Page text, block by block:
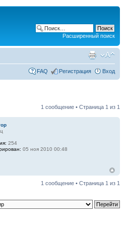
Расширенный поиск
FAQ Регистрация Вход
1 сообщение • Страница 1 из 1
254
05 ноя 2010 00:48
1 сообщение • Страница 1 из 1